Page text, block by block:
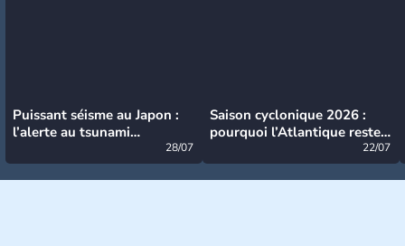
Puissant séisme au Japon :
l’alerte au tsunami
28/07
Saison cyclonique 2026 :
pourquoi l’Atlantique reste
22/07